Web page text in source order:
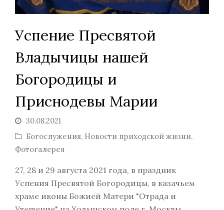
Успение Пресвятой
Владычицы нашей
Богородицы и
Приснодевы Марии
30.08.2021
Богослужения, Новости приходской жизни,
Фотогалерея
27, 28 и 29 августа 2021 года, в праздник
Успения Пресвятой Богородицы, в казачьем
храме иконы Божией Матери "Отрада и